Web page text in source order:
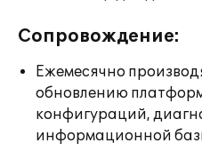
Сопровождение:
Ежемесячно
обновлению
конфигураций,
информационной